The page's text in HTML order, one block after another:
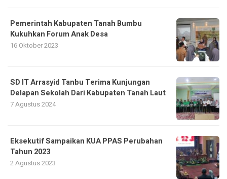
Pemerintah Kabupaten Tanah Bumbu
Kukuhkan Forum Anak Desa
16 Oktober 2023
SD IT Arrasyid Tanbu Terima Kunjungan
Delapan Sekolah Dari Kabupaten Tanah Laut
7 Agustus 2024
Eksekutif Sampaikan KUA PPAS Perubahan
Tahun 2023
2 Agustus 2023